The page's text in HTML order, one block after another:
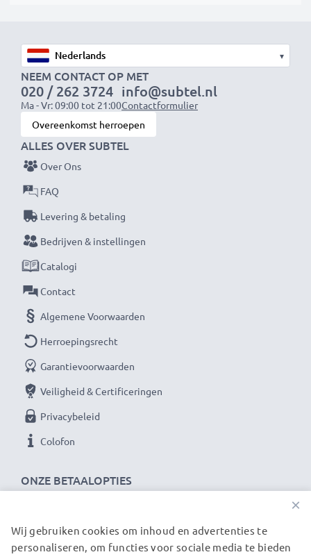
Spanning: 3.6V - 3.7V
Celtype: Lithium Ion
Dimensies: 58.50 x 46.00 x 5.20mm
Kleur: zwart
Geniet van je beltijd met deze vervangende batterij.
Deze accu is ook bruikbaar als reserve accu voor je
telefoon.
Als internationale speciaalzaak sinds 2004 weten wij,
waar het bij hoogwaardige producten op aankomt.
Daarom verlenen wij een garantie van 36 maanden!
▾
NEEM CONTACT OP MET
020 / 262 3724
Ma - Vr: 09:00 tot 21:00
info@subtel.nl
Contactformulier
Overeenkomst herroepen
ONZE BETAALOPTIES
ALLES OVER SUBTEL
Over Ons
FAQ
Levering & betaling
Bedrijven & instellingen
Catalogi
Contact
Algemene Voorwaarden
Herroepingsrecht
Garantievoorwaarden
Veiligheid & Certificeringen
Privacybeleid
Colofon
ONZE VERZENDPARTNERS
×
Wij gebruiken cookies om inhoud en advertenties te
personaliseren, om functies voor sociale media te bieden